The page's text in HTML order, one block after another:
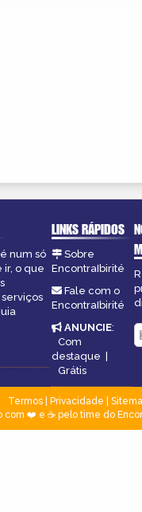
num só
ir, o que
LINKS RÁPIDOS
Sobre
EncontraIbirité
Fale com o
EncontraIbirité
ANUNCIE:
Com
destaque |
Grátis
Termos| Privacidade
com ❤️ e ☕ pelo time do